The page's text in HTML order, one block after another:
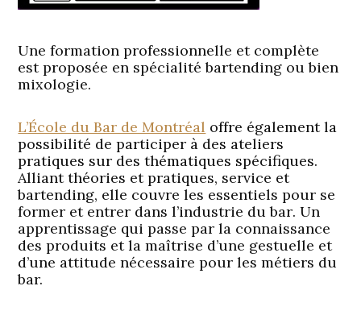
Une formation professionnelle et complète
est proposée en spécialité bartending ou bien
mixologie.
L’École du Bar de Montréal offre également la
possibilité de participer à des ateliers
pratiques sur des thématiques spécifiques.
Alliant théories et pratiques, service et
bartending, elle couvre les essentiels pour se
former et entrer dansl’industrie du bar. Un
apprentissage qui passe par la connaissance
des produits et la maîtrise d’une gestuelle et
d’une attitude nécessaire pour les métiers du
bar.